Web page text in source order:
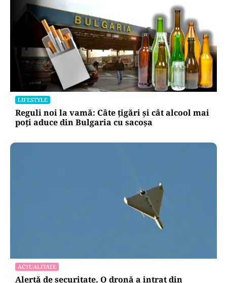
APĂRARE
Radu Miruță acuză un blocaj în Armata
Română: „Sunt oameni cu putere de decizie
care se pun de-a curmezișul”
Reguli noi la vamă: Câte țigări și cât alcool mai
poți aduce din Bulgaria cu sacoșa